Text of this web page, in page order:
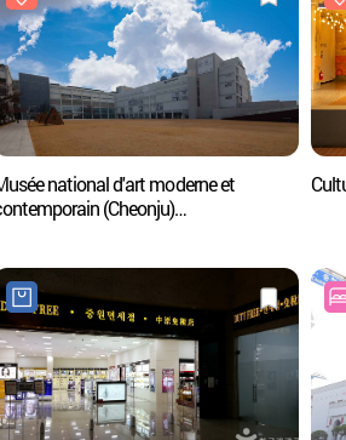
national d'art moderne et
(Cheonju)